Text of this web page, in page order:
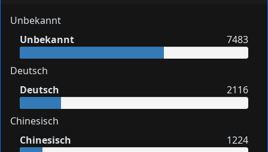
Unbekannt
Unbekannt
7483
Deutsch
Deutsch
2116
Chinesisch
Chinesisch
1224